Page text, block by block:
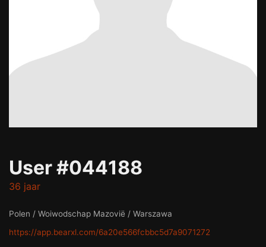
User #044188
36 jaar
Polen / Woiwodschap Mazovië / Warszawa
https://app.bearxl.com/6a20e566fcbbc5d7a9071272